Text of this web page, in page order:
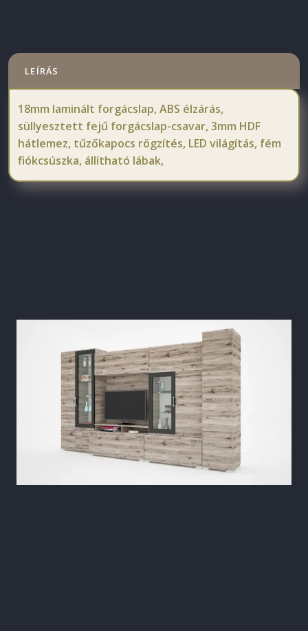
LEÍRÁS
18mm laminált forgácslap, ABS élzárás,
süllyesztett fejű forgácslap-csavar, 3mm HDF
hátlemez, tűzőkapocs rögzítés, LED világítás, fém
fiókcsúszka, állítható lábak,